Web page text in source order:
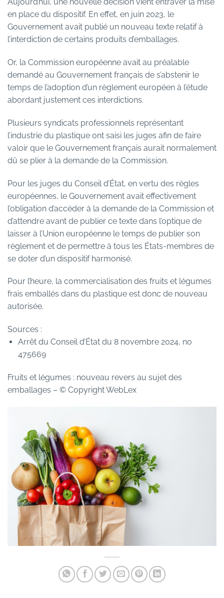
en place du dispositif. En effet, en juin 2023, le
Gouvernement avait publié un nouveau texte relatif à
l’interdiction de certains produits d’emballages.
Or, la Commission européenne avait au préalable
demandé au Gouvernement français de s’abstenir le
temps de l’adoption d’un règlement européen à l’étude
abordant justement ces interdictions.
Plusieurs syndicats professionnels représentant
l’industrie du plastique ont saisi les juges afin de faire
valoir que le Gouvernement français aurait normalement
dû se plier à la demande de la Commission.
Pour les juges du Conseil d’État, en vertu des règles
européennes, le Gouvernement avait effectivement
l’obligation d’accéder à la demande de la Commission et
d’attendre avant de publier ce texte dans l’optique de
laisser à l’Union européenne le temps de publier son
règlement et de permettre à tous les États-membres de
se doter d’un dispositif harmonisé.
Pour l’heure, la commercialisation des fruits et légumes
frais emballés dans du plastique est donc de nouveau
autorisée.
Sources :
Arrêt du Conseil d’État du 8 novembre 2024, no
475669
Fruits et légumes : nouveau revers au sujet des
emballages – © Copyright WebLex